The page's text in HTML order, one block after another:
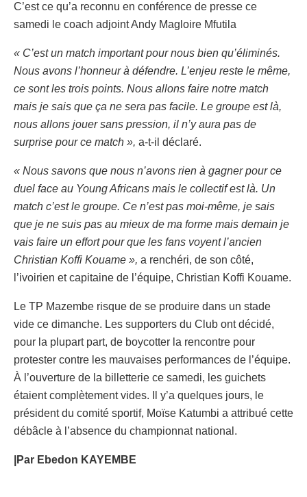
C’est ce qu’a reconnu en conférence de presse ce
samedi le coach adjoint Andy Magloire Mfutila
« C’est un match important pour nous bien qu’éliminés.
Nous avons l’honneur à défendre. L’enjeu reste le même,
ce sont les trois points. Nous allons faire notre match
mais je sais que ça ne sera pas facile. Le groupe est là,
nous allons jouer sans pression, il n’y aura pas de
surprise pour ce match », a-t-il déclaré.
« Nous savons que nous n’avons rien à gagner pour ce
duel face au Young Africans mais le collectif est là. Un
match c’est le groupe. Ce n’est pas moi-même, je sais
que je ne suis pas au mieux de ma forme mais demain je
vais faire un effort pour que les fans voyent l’ancien
Christian Koffi Kouame », a renchéri, de son côté,
l’ivoirien et capitaine de l’équipe, Christian Koffi Kouame.
Le TP Mazembe risque de se produire dans un stade
vide ce dimanche. Les supporters du Club ont décidé,
pour la plupart part, de boycotter la rencontre pour
protester contre les mauvaises performances de l’équipe.
À l’ouverture de la billetterie ce samedi, les guichets
étaient complètement vides. Il y’a quelques jours, le
président du comité sportif, Moïse Katumbi a attribué cette
débâcle à l’absence du championnat national.
|Par Ebedon KAYEMBE